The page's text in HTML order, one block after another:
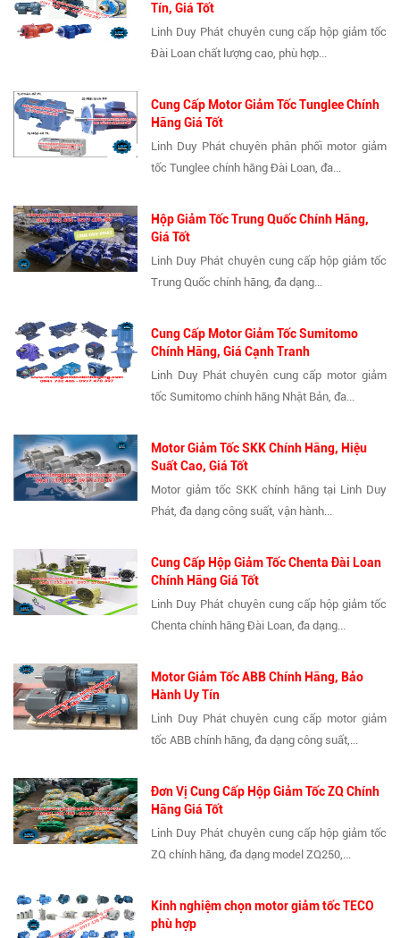
Tín, Giá Tốt
Linh Duy Phát chuyên cung cấp hộp giảm tốc
Đài Loan chất lượng cao, phù hợp...
Cung Cấp Motor Giảm Tốc Tunglee Chính
Hãng Giá Tốt
Linh Duy Phát chuyên phân phối motor giảm
tốc Tunglee chính hãng Đài Loan, đa...
Hộp Giảm Tốc Trung Quốc Chính Hãng,
Giá Tốt
Linh Duy Phát chuyên cung cấp hộp giảm tốc
Trung Quốc chính hãng, đa dạng...
Cung Cấp Motor Giảm Tốc Sumitomo
Chính Hãng, Giá Cạnh Tranh
Linh Duy Phát chuyên cung cấp motor giảm
tốc Sumitomo chính hãng Nhật Bản, đa...
Motor Giảm Tốc SKK Chính Hãng, Hiệu
Suất Cao, Giá Tốt
Motor giảm tốc SKK chính hãng tại Linh Duy
Phát, đa dạng công suất, vận hành...
Cung Cấp Hộp Giảm Tốc Chenta Đài Loan
Chính Hãng Giá Tốt
Linh Duy Phát chuyên cung cấp hộp giảm tốc
Chenta chính hãng Đài Loan, đa dạng...
Motor Giảm Tốc ABB Chính Hãng, Bảo
Hành Uy Tín
Linh Duy Phát chuyên cung cấp motor giảm
tốc ABB chính hãng, đa dạng công suất,...
Đơn Vị Cung Cấp Hộp Giảm Tốc ZQ Chính
Hãng Giá Tốt
Linh Duy Phát chuyên cung cấp hộp giảm tốc
ZQ chính hãng, đa dạng model ZQ250,...
Kinh nghiệm chọn motor giảm tốc TECO
phù hợp